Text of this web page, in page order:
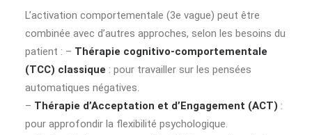
L’activation comportementale (3e vague) peut être
combinée avec d’autres approches, selon les besoins du
patient : – Thérapie cognitivo-comportementale
(TCC) classique : pour travailler sur les pensées
automatiques négatives.
– Thérapie d’Acceptation et d’Engagement (ACT) :
pour approfondir la flexibilité psychologique.